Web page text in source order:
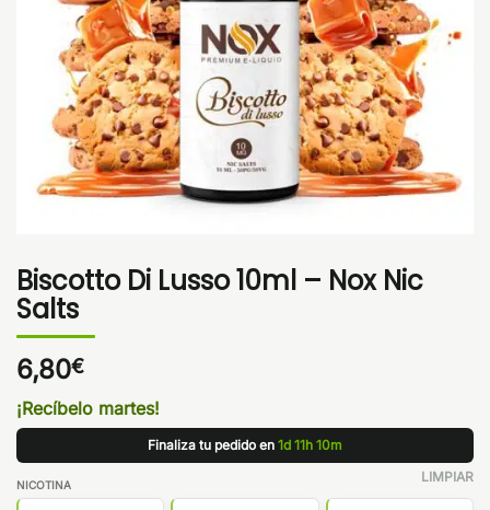
Biscotto Di Lusso 10ml – Nox Nic
Salts
6,80€
¡Recíbelo martes!
Finaliza tu pedido en 1d 11h 10m
NICOTINA
LIMPIAR